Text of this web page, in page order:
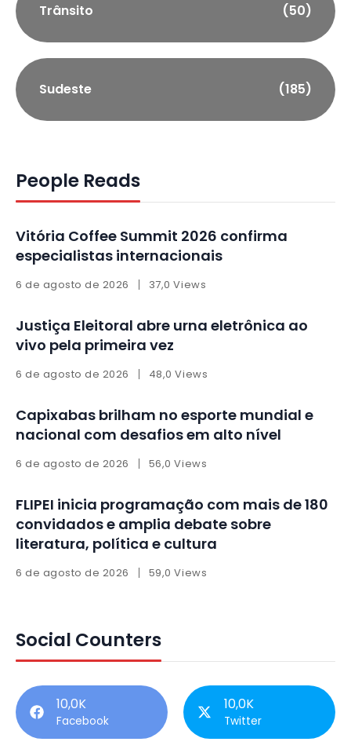
Trânsito (50)
Sudeste (185)
People Reads
Vitória Coffee Summit 2026 confirma
especialistas internacionais
6 de agosto de 2026 37,0 Views
Justiça Eleitoral abre urna eletrônica ao
vivo pela primeira vez
6 de agosto de 2026 48,0 Views
Capixabas brilham no esporte mundial e
nacional com desafios em alto nível
6 de agosto de 2026 56,0 Views
FLIPEI inicia programação com mais de 180
convidados e amplia debate sobre
literatura, política e cultura
6 de agosto de 2026 59,0 Views
Social Counters
10,0K
Facebook
10,0K
Twitter